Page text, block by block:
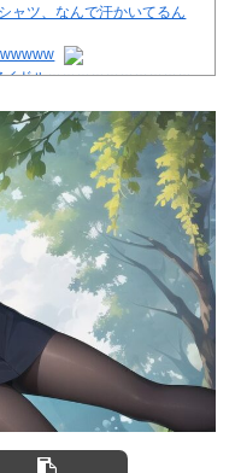
ャツ、なんで汗かいてるん
ドルｗｗｗｗｗｗｗｗｗｗ
日午前6:30時点）
ゅっちゅしながらの濃厚エ
を心配する声続出!!!
ビフォーアフターがこちら